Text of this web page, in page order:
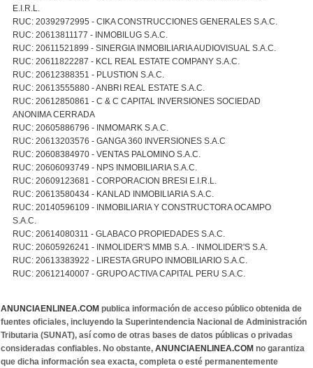
E.I.R.L.
RUC: 20392972995 - CIKA CONSTRUCCIONES GENERALES S.A.C.
RUC: 20613811177 - INMOBILUG S.A.C.
RUC: 20611521899 - SINERGIA INMOBILIARIA AUDIOVISUAL S.A.C.
RUC: 20611822287 - KCL REAL ESTATE COMPANY S.A.C.
RUC: 20612388351 - PLUSTION S.A.C.
RUC: 20613555880 - ANBRI REAL ESTATE S.A.C.
RUC: 20612850861 - C & C CAPITAL INVERSIONES SOCIEDAD
ANONIMA CERRADA
RUC: 20605886796 - INMOMARK S.A.C.
RUC: 20613203576 - GANGA 360 INVERSIONES S.A.C
RUC: 20608384970 - VENTAS PALOMINO S.A.C.
RUC: 20606093749 - NPS INMOBILIARIA S.A.C.
RUC: 20609123681 - CORPORACION BRESI E.I.R.L.
RUC: 20613580434 - KANLAD INMOBILIARIA S.A.C.
RUC: 20140596109 - INMOBILIARIA Y CONSTRUCTORA OCAMPO
S.A.C.
RUC: 20614080311 - GLABACO PROPIEDADES S.A.C.
RUC: 20605926241 - INMOLIDER'S MMB S.A. - INMOLIDER'S S.A.
RUC: 20613383922 - LIRESTA GRUPO INMOBILIARIO S.A.C.
RUC: 20612140007 - GRUPO ACTIVA CAPITAL PERU S.A.C.
ANUNCIAENLINEA.COM publica información de acceso público obtenida de
fuentes oficiales, incluyendo la Superintendencia Nacional de Administración
Tributaria (SUNAT), así como de otras bases de datos públicas o privadas
consideradas confiables. No obstante, ANUNCIAENLINEA.COM no garantiza
que dicha información sea exacta, completa o esté permanentemente